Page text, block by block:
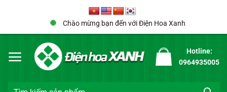
Chào mừng bạn đến với Điện Hoa Xanh
Hotline:
0964935005
Tìm